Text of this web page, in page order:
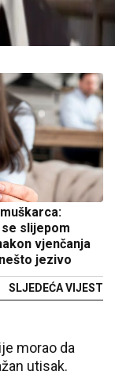
slijepom
vjenčanja
jezivo
SLJEDEĆA VIJEST
morao da
utisak.